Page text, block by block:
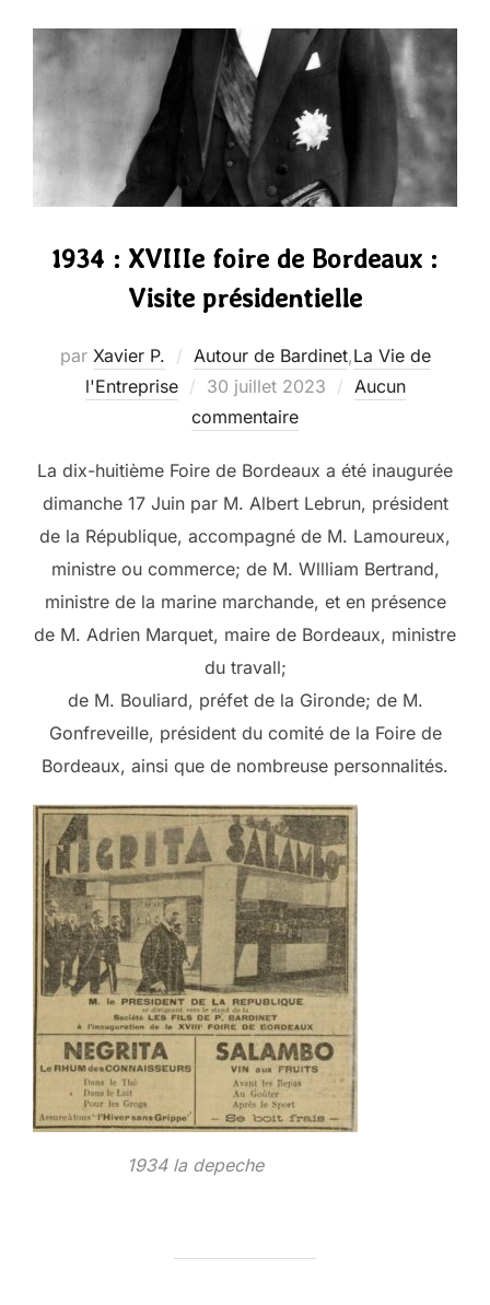
1934 : XVIIIe foire de Bordeaux :
Visite présidentielle
par Xavier P. Autour de Bardinet,La Vie de
l'Entreprise
Publié
le
30 juillet 2023
Aucun
commentaire
La dix-huitième Foire de Bordeaux a été inaugurée
dimanche 17 Juin par M. Albert Lebrun, président
de la République, accompagné de M. Lamoureux,
ministre ou commerce; de M. Wllliam Bertrand,
ministre de la marine marchande, et en présence
de M. Adrien Marquet, maire de Bordeaux, ministre
du travall;
de M. Bouliard, préfet de la Gironde; de M.
Gonfreveille, président du comité de la Foire de
Bordeaux, ainsi que de nombreuse personnalités.
1934 la depeche